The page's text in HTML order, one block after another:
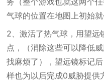
气球的位置在地图上初始
2、激活了热气球，用望远
点，（消除这些可以降低
找麻烦了），望远镜标记
样也为以后完成0威胁提供